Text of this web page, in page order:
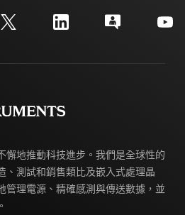
懈地推動科技進步。我們是全球性的
、測試和銷售類比及嵌入式處理晶
管理電源、精確感測與傳送數據，並